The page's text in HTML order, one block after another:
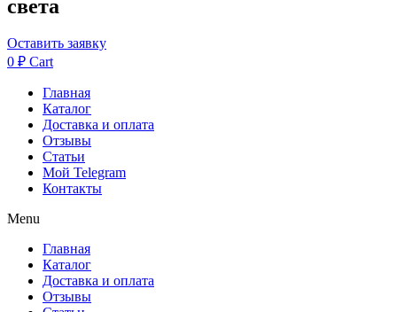
света
Оставить заявку
0 ₽ Cart
Главная
Каталог
Доставка и оплата
Отзывы
Статьи
Мой Telegram
Контакты
Menu
Главная
Каталог
Доставка и оплата
Отзывы